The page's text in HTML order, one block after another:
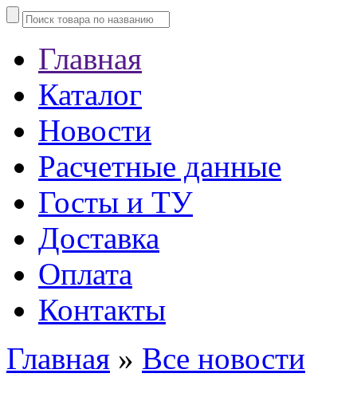
Главная
Каталог
Новости
Расчетные данные
Госты и ТУ
Доставка
Оплата
Контакты
Главная » Все новости